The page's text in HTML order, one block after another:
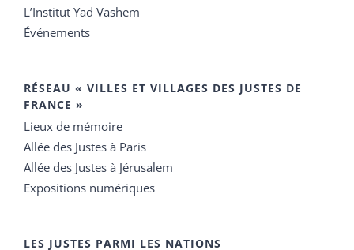
L’Institut Yad Vashem
Événements
RÉSEAU « VILLES ET VILLAGES DES JUSTES DE
FRANCE »
Lieux de mémoire
Allée des Justes à Paris
Allée des Justes à Jérusalem
Expositions numériques
LES JUSTES PARMI LES NATIONS